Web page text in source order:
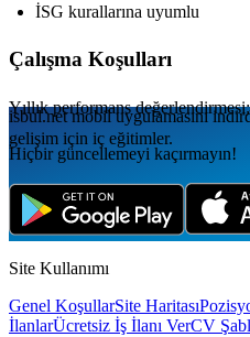
İSG kurallarına uyumlu
Çalışma Koşulları
Yıllık performans
gelişim için iç eğitimler.
isbul.netmobil uygulamаsını
Hiçbir güncellemeyi kaçırmayın!
Site Kullanımı
Genel KoşullarSite Haritası
İlanlarÜcretsiz İş İlanı VerCV